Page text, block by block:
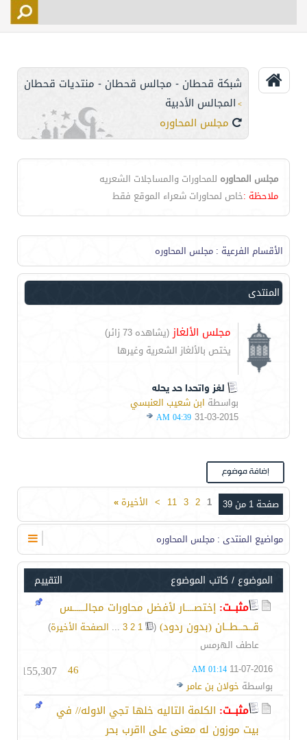
التحكم
شبكة قحطان - مجالس قحطان - منتديات قحطان
> المجالس الأدبية
مجلس المحاوره
مجلس المحاوره للمحاورات والمساجلات الشعريه
ملاحظة :خاص لمحاورات شعراء الموقع فقط
الأقسام الفرعية : مجلس المحاوره
المنتدى
مجلس الألغاز (يشاهده 73 زائر)
يختص بالألغاز الشعرية وغيرها
لغز واتحدا حد يحله
بواسطة ابن شعيب العنبسي
31-03-2015
04:39 AM
صفحة 1 من 39 1
2
3
11
> الأخيرة»
مواضيع المنتدى : مجلس المحاوره
التقييم الموضوع / كاتب الموضوع
مثبــت: إختصــــار لأفضل محاورات مجالــــــس
قــحــطــان (بدون ردود) (
1
2
3
... الصفحة الأخيرة)
عاطف الهرمس
11-07-2016
01:14 AM
بواسطة خولان بن عامر
46
155,307
مثبــت: الكلمة التاليه خلها تجي الاوله// في
بيت موزون له معنى على ااقرب بحر